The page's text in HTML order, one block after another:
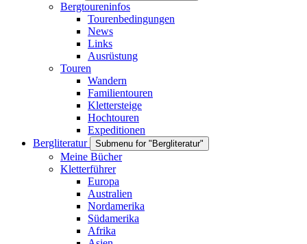
Bergtoureninfos
Tourenbedingungen
News
Links
Ausrüstung
Touren
Wandern
Familientouren
Klettersteige
Hochtouren
Expeditionen
Bergliteratur
Submenu for "Bergliteratur"
Meine Bücher
Kletterführer
Europa
Australien
Nordamerika
Südamerika
Afrika